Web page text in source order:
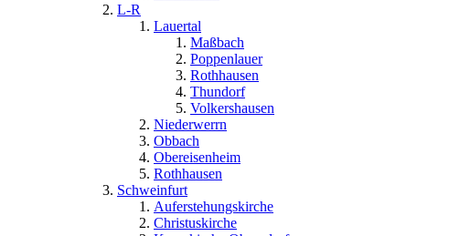
L-R
Lauertal
Maßbach
Poppenlauer
Rothhausen
Thundorf
Volkershausen
Niederwerrn
Obbach
Obereisenheim
Rothhausen
Schweinfurt
Auferstehungskirche
Christuskirche